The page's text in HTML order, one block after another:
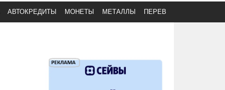
АВТОКРЕДИТЫ МОНЕТЫ МЕТАЛЛЫ ПЕРЕВОДЫ